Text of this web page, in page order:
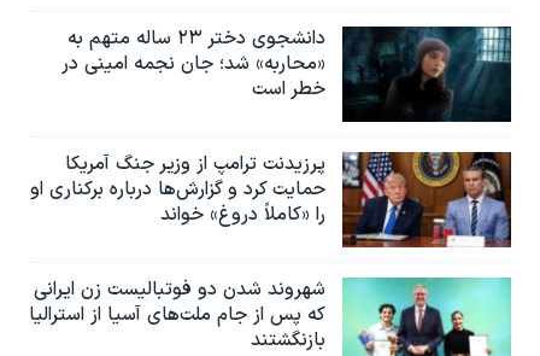
دانشجوی دختر ۲۳ ساله متهم به
«محاربه» شد؛ جان نجمه امینی در
خطر است
پرزیدنت ترامپ از وزیر جنگ آمریکا
حمایت کرد و گزارش‌ها درباره برکناری او
را «کاملاً دروغ» خواند
شهروند شدن دو فوتبالیست زن ایرانی
که پس از جام ملت‌های آسیا از استرالیا
بازنگشتند